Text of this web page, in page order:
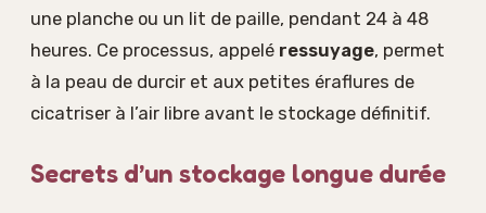
une planche ou un lit de paille, pendant 24 à 48
heures. Ce processus, appelé ressuyage, permet
à la peau de durcir et aux petites éraflures de
cicatriser à l’air libre avant le stockage définitif.
Secrets d’un stockage longue durée